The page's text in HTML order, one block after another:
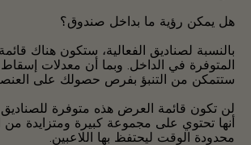
هل يمكن رؤية ما بداخل صندوق؟
بالنسبة لصناديق الفعالية، ستكون هناك
المتوفرة في الداخل. وبما أن معدلات
ستتمكن من التنبؤ بفرص حصولك على
لن تكون قائمة العرض هذه متوفرة
أنها تحتوي على مجموعة كبيرة ومتزايدة من
محدودة الوقت ليحتفظ بها اللاعبين.